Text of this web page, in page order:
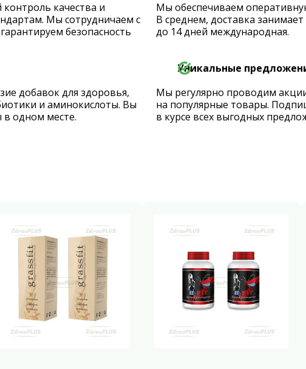
качества и
Мы сотрудничаем с
безопасность
Мы обеспечиваем
В среднем, доставка
до 14 дней международная.
добавок для здоровья,
и аминокислоты. Вы
в одном месте.
Уникальные
Мы регулярно проводим
на популярные товары.
в курсе всех выгодных